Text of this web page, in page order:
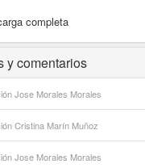
completa
y comentarios
Jose Morales Morales
Cristina Marín Muñoz
Jose Morales Morales